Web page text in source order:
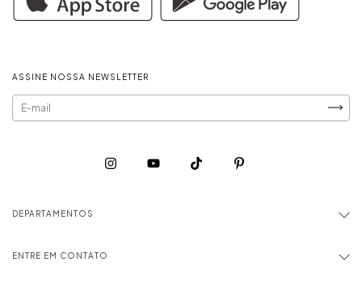
ASSINE NOSSA NEWSLETTER
DEPARTAMENTOS
ENTRE EM CONTATO